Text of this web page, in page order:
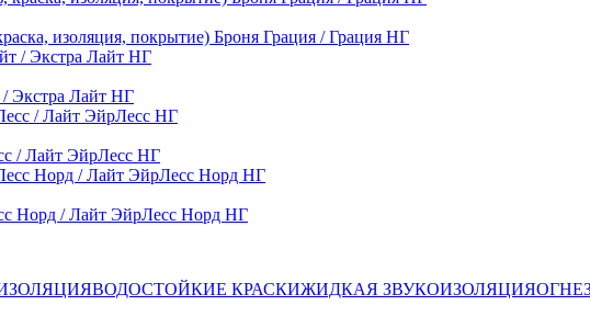
изоляция, покрытие) Броня Грация / Грация НГ
/ Экстра Лайт НГ
/ Лайт ЭйрЛесс НГ
Норд / Лайт ЭйрЛесс Норд НГ
ВОДОСТОЙКИЕ КРАСКИЖИДКАЯ ЗВУКОИЗОЛЯЦИЯ